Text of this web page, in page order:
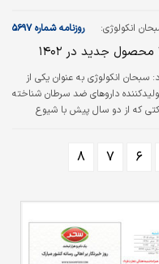
به دلایلی مانند رشد قیمت ارز و
تامین برخی داروهای معمولی
انکولوژی: روزنامه شماره ۵۶۹۷
سبحان انکولوژی به عنوان یکی از
داروهای ضد سرطان شناخته
که از دو سال پیش با شیوع
باید سبد دارویی خود را متحول
خوبی در این حوزه دست یابد و حتی
که تاکنون نمونه داخلی نداشتند
کند.
۶ ۷ ۸